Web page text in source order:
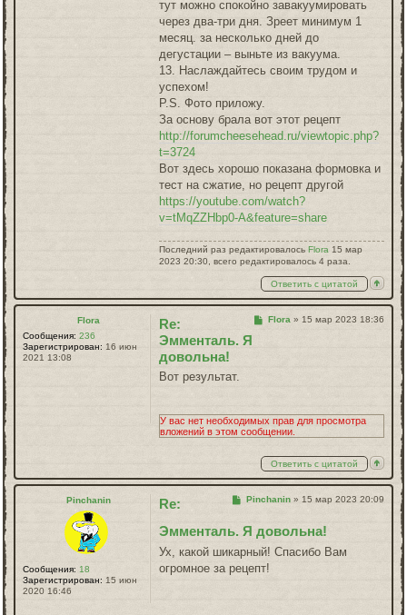
тут можно спокойно завакуумировать
через два-три дня. Зреет минимум 1
месяц. за несколько дней до
дегустации – выньте из вакуума.
13. Наслаждайтесь своим трудом и
успехом!
P.S. Фото приложу.
За основу брала вот этот рецепт
http://forumcheesehead.ru/viewtopic.php?
t=3724
Вот здесь хорошо показана формовка и
тест на сжатие, но рецепт другой
https://youtube.com/watch?
v=tMqZZHbp0-A&feature=share
Последний раз редактировалось Flora 15 мар
2023 20:30, всего редактировалось 4 раза.
Ответить с цитатой
Flora
Сообщения: 236
Зарегистрирован: 16 июн
2021 13:08
Сообщение
Flora » 15 мар 2023 18:36
Re:
Эмменталь. Я
довольна!
Вот результат.
У вас нет необходимых прав для просмотра
вложений в этом сообщении.
Ответить с цитатой
Pinchanin
Сообщения: 18
Зарегистрирован: 15 июн
2020 16:46
Сообщение
Pinchanin » 15 мар 2023 20:09
Re:
Эмменталь. Я довольна!
Ух, какой шикарный! Спасибо Вам
огромное за рецепт!